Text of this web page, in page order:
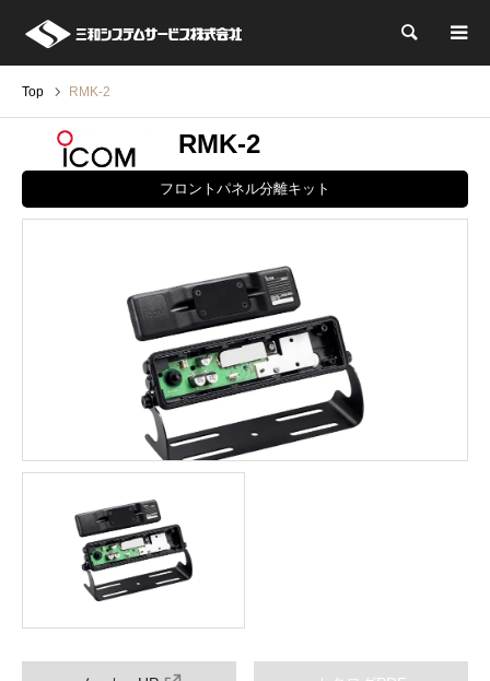
検索
Top RMK-2
RMK-2
フロントパネル分離キット